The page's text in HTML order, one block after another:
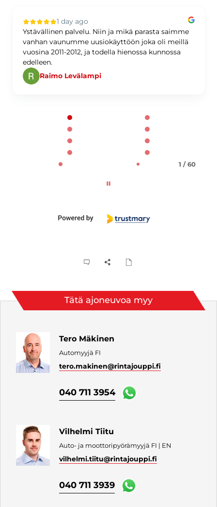
1 day ago
Ystävällinen palvelu. Niin ja mikä parasta saimme
vanhan vaunumme uusiokäyttöön joka oli meillä
vuosina 2011-2012, ja todella hienossa kunnossa
edelleen.
Raimo Levälampi
1 / 60
Tätä ajoneuvoa myy
Tero Mäkinen
Automyyjä FI
tero.makinen@rintajouppi.fi
040 711 3954
Vilhelmi Tiitu
Auto- ja moottoripyörämyyjä FI | EN
vilhelmi.tiitu@rintajouppi.fi
040 711 3939